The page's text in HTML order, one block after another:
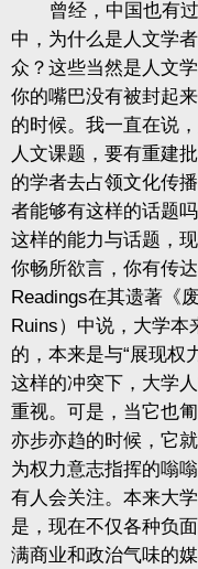
曾经，中国也有过
中，为什么是人文学
众？这些当然是人文
你的嘴巴没有被封起
的时候。我一直在说
人文课题，要有重建
的学者去占领文化传
者能够有这样的话题
这样的能力与话题，
你畅所欲言，你有传
Readings在其遗著《
Ruins）中说，大学本
的，本来是与“展现权
这样的冲突下，大学
重视。可是，当它也
亦步亦趋的时候，它
为权力意志指挥的嗡
有人会关注。本来大
是，现在不仅各种负
满商业和政治气味的